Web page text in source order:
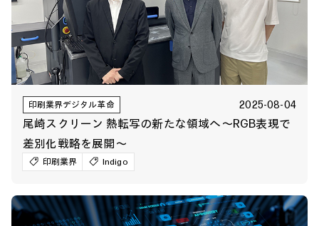
プリンター
タグ一覧
イベント・コラム
イベント・セミナー情報
コラム一覧
印刷業界デジタル革命 2025-08-04
尾崎スクリーン 熱転写の新たな領域へ～RGB表現で
差別化戦略を展開～
印刷業界 Indigo